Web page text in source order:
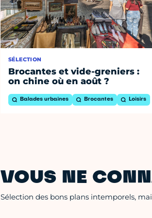
SÉLECTION
Brocantes et vide-greniers :
on chine où en août ?
Balades urbaines Brocantes Loisirs
VOUS NE
Sélection des bons plans intemporels,